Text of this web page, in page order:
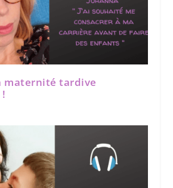
maternité tardive